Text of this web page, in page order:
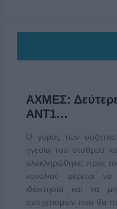
ΑΧΜΕΣ:
ΑΝΤ1…
Ο γύρος των
ηγεσία του σταθμού
ολοκληρώθηκε, προς
καναλιού φέρεται
ιδιοκτησία και να
συσχετισμών που θα